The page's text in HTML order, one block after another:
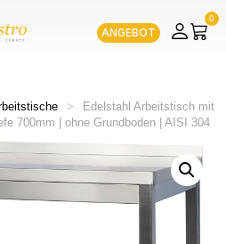
ANGEBOT
0
>
Edelstahl Arbeitstisch mit
700mm | ohne Grundboden | AISI 304